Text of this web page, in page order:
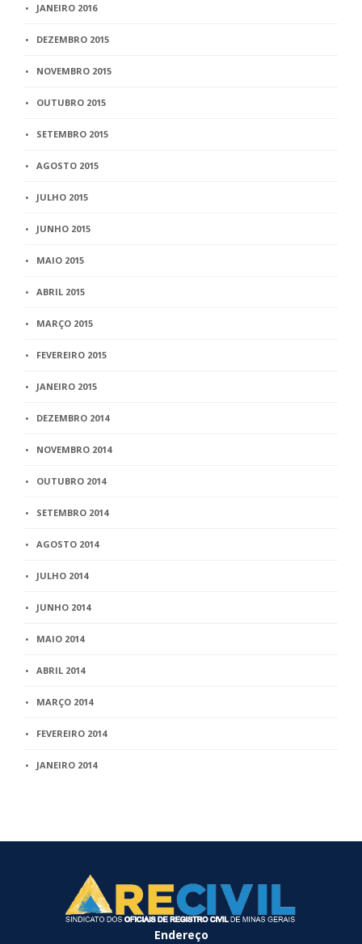
JANEIRO 2016
DEZEMBRO 2015
NOVEMBRO 2015
OUTUBRO 2015
SETEMBRO 2015
AGOSTO 2015
JULHO 2015
JUNHO 2015
MAIO 2015
ABRIL 2015
MARÇO 2015
FEVEREIRO 2015
JANEIRO 2015
DEZEMBRO 2014
NOVEMBRO 2014
OUTUBRO 2014
SETEMBRO 2014
AGOSTO 2014
JULHO 2014
JUNHO 2014
MAIO 2014
ABRIL 2014
MARÇO 2014
FEVEREIRO 2014
JANEIRO 2014
Endereço